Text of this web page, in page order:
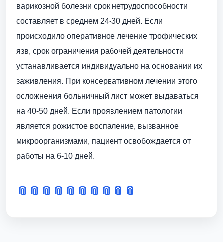
варикозной болезни срок нетрудоспособности
составляет в среднем 24-30 дней. Если
происходило оперативное лечение трофических
язв, срок ограничения рабочей деятельности
устанавливается индивидуально на основании их
заживления. При консервативном лечении этого
осложнения больничный лист может выдаваться
на 40-50 дней. Если проявлением патологии
является рожистое воспаление, вызванное
микроорганизмами, пациент освобождается от
работы на 6-10 дней.
📎 📎 📎 📎 📎 📎 📎 📎 📎 📎